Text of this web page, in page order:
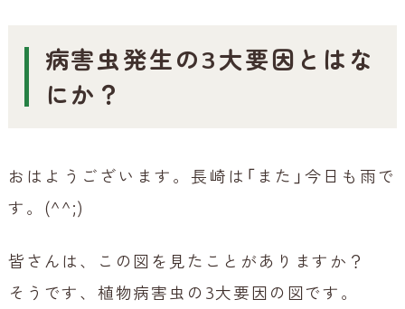
病害虫発生の3大要因とはな
にか？
おはようございます。長崎は「また」今日も雨で
す。(^^;)
皆さんは、この図を見たことがありますか？
そうです、植物病害虫の3大要因の図です。